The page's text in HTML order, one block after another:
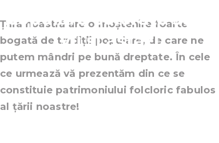
populare colorate sunt
vii și astăzi
Țara noastră are o moștenire foarte
bogată de tradiții populare, de care ne
putem mândri pe bună dreptate. În cele
ce urmează vă prezentăm din ce se
constituie patrimoniului folcloric fabulos
al țării noastre!